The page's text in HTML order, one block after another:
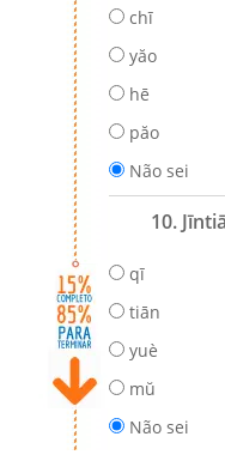
chī
yăo
hē
păo
Não sei
10.
qī
tiān
yuè
mŭ
Não sei